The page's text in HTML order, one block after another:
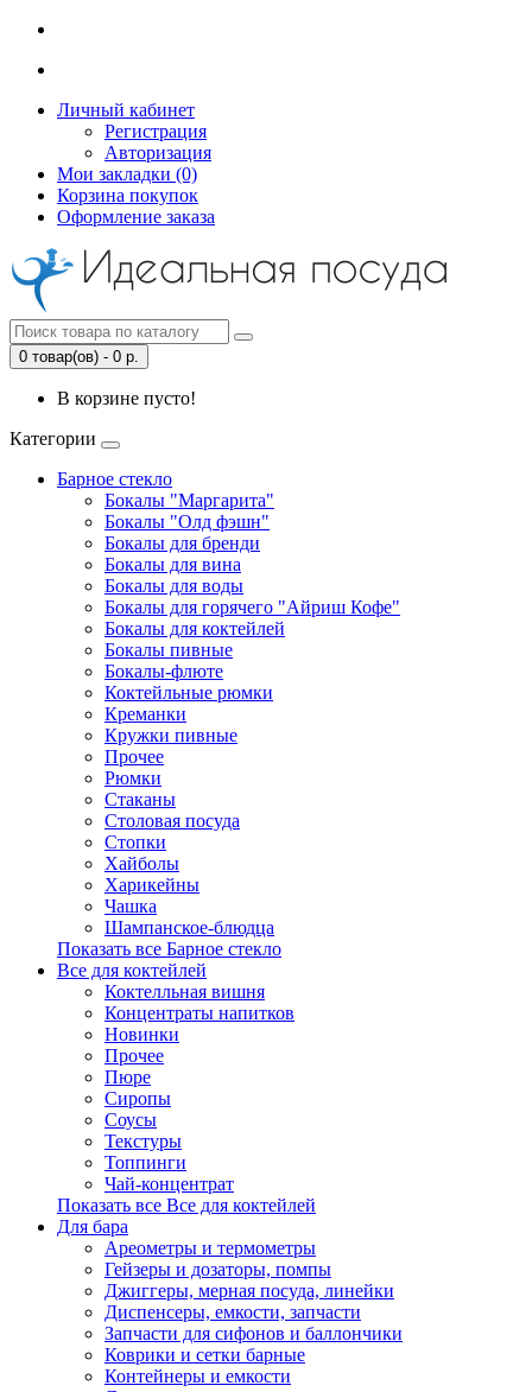
Личный кабинет
Регистрация
Авторизация
Мои закладки (0)
Корзина покупок
Оформление заказа
0 товар(ов) - 0 р.
В корзине пусто!
Категории
Барное стекло
Бокалы "Маргарита"
Бокалы "Олд фэшн"
Бокалы для бренди
Бокалы для вина
Бокалы для воды
Бокалы для горячего "Айриш Кофе"
Бокалы для коктейлей
Бокалы пивные
Бокалы-флюте
Коктейльные рюмки
Креманки
Кружки пивные
Прочее
Рюмки
Стаканы
Столовая посуда
Стопки
Хайболы
Харикейны
Чашка
Шампанское-блюдца
Показать все Барное стекло
Все для коктейлей
Коктелльная вишня
Концентраты напитков
Новинки
Прочее
Пюре
Сиропы
Соусы
Текстуры
Топпинги
Чай-концентрат
Показать все Все для коктейлей
Для бара
Ареометры и термометры
Гейзеры и дозаторы, помпы
Джиггеры, мерная посуда, линейки
Диспенсеры, емкости, запчасти
Запчасти для сифонов и баллончики
Коврики и сетки барные
Контейнеры и емкости